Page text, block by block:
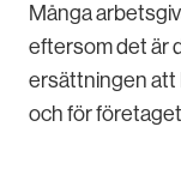
Många
eftersom det är
ersättningen att
och för